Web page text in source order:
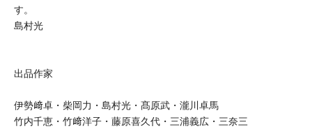
す。
島村光
出品作家
伊勢﨑卓・柴岡力・島村光・髙原武・瀧川卓馬
竹内千恵・竹﨑洋子・藤原喜久代・三浦義広・三奈三